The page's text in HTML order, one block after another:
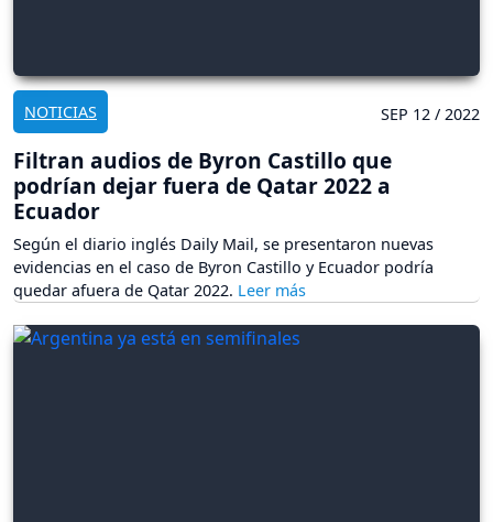
NOTICIAS SEP 12 / 2022
Filtran audios de Byron Castillo que
podrían dejar fuera de Qatar 2022 a
Ecuador
Según el diario inglés Daily Mail, se presentaron nuevas
evidencias en el caso de Byron Castillo y Ecuador podría
quedar afuera de Qatar 2022.